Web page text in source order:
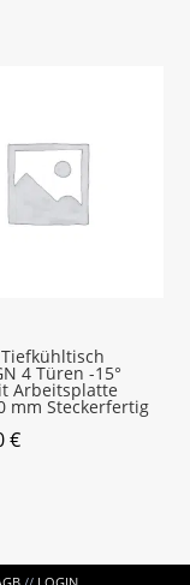
4 Türen -15°
Arbeitsplatte
mm Steckerfertig
€